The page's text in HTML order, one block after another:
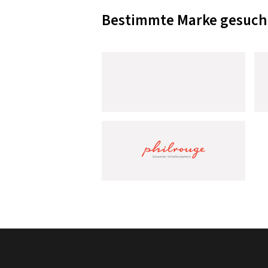
Bestimmte Marke